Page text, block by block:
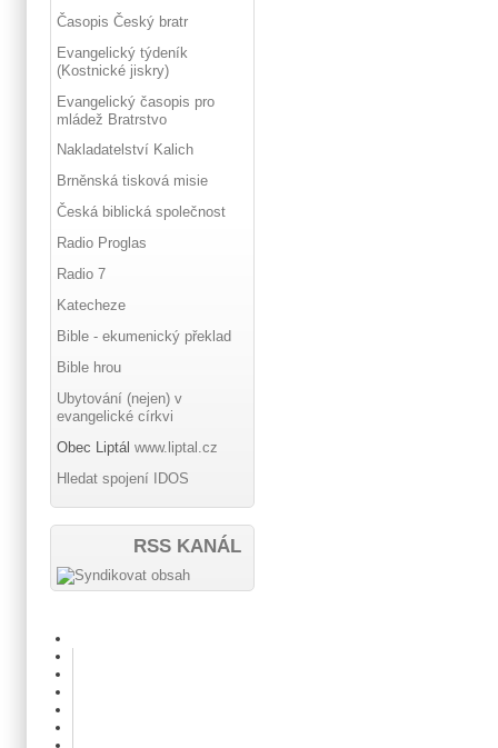
Časopis Český bratr
Evangelický týdeník
(Kostnické jiskry)
Evangelický časopis pro
mládež Bratrstvo
Nakladatelství Kalich
Brněnská tisková misie
Česká biblická společnost
Radio Proglas
Radio 7
Katecheze
Bible - ekumenický překlad
Bible hrou
Ubytování (nejen) v
evangelické církvi
Obec Liptál www.liptal.cz
Hledat spojení IDOS
RSS KANÁL